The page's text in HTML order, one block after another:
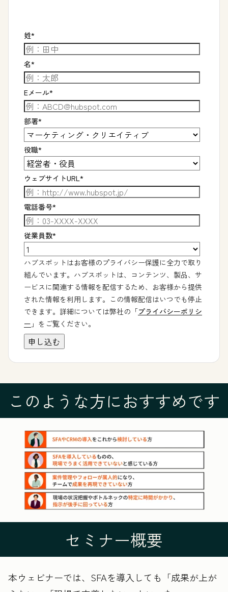
姓*
名*
Eメール*
部署*
役職*
ウェブサイトURL*
電話番号*
従業員数*
ハブスポットはお客様のプライバシー保護に全力で取り
組んでいます。ハブスポットは、コンテンツ、製品、サ
ービスに関連する情報を配信するため、お客様から提供
された情報を利用します。この情報配信はいつでも停止
できます。詳細については弊社の「プライバシーポリシ
ー 」をご覧ください。
このような方におすすめです
セミナー概要
本ウェビナーでは、SFAを導入しても「成果が上が